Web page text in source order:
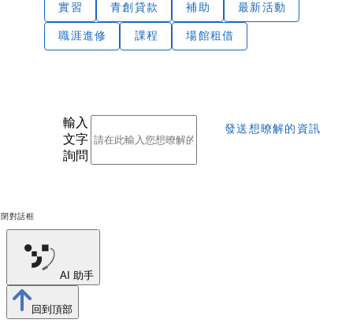
實習 青創貸款 補助 最新活動
職涯進修 課程 場館租借
輸入
文字
詢問
發送想暸解的資訊
對話框
AI 助手
回到頂部